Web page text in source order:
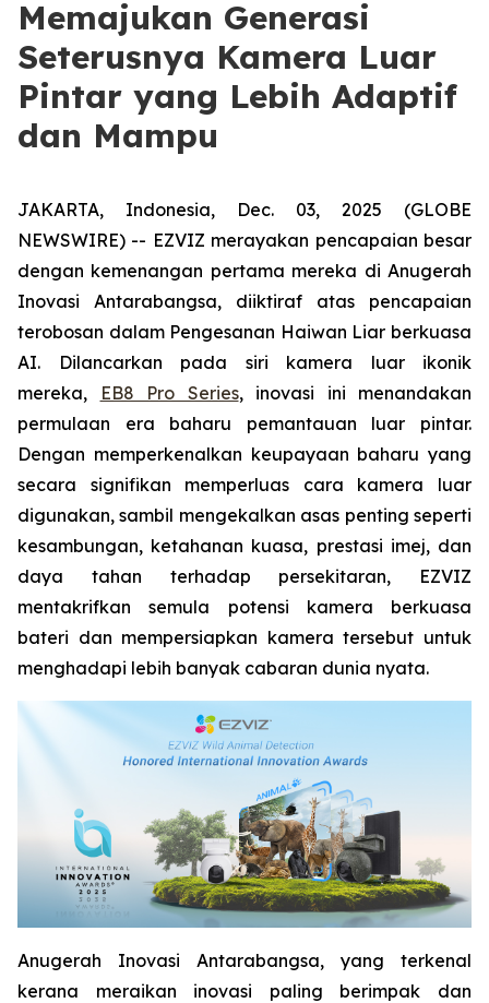
Memajukan Generasi
Seterusnya Kamera Luar
Pintar yang Lebih Adaptif
dan Mampu
JAKARTA, Indonesia, Dec. 03, 2025 (GLOBE
NEWSWIRE) -- EZVIZ merayakan pencapaian besar
dengan kemenangan pertama mereka di Anugerah
Inovasi Antarabangsa, diiktiraf atas pencapaian
terobosan dalam Pengesanan Haiwan Liar berkuasa
AI. Dilancarkan pada siri kamera luar ikonik
mereka,
EB8 Pro Series, inovasi ini menandakan
permulaan era baharu pemantauan luar pintar.
Dengan memperkenalkan keupayaan baharu yang
secara signifikan memperluas cara kamera luar
digunakan, sambil mengekalkan asas penting seperti
kesambungan, ketahanan kuasa, prestasi imej, dan
daya tahan terhadap persekitaran, EZVIZ
mentakrifkan semula potensi kamera berkuasa
bateri dan mempersiapkan kamera tersebut untuk
menghadapi lebih banyak cabaran dunia nyata.
Anugerah Inovasi Antarabangsa, yang terkenal
kerana meraikan inovasi paling berimpak dan